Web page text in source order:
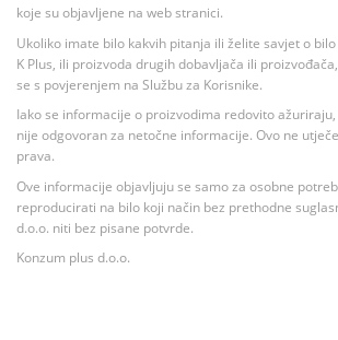
koje su objavljene na web stranici.
Ukoliko imate bilo kakvih pitanja ili želite savjet o
K Plus, ili proizvoda drugih dobavljača ili
se s povjerenjem na Službu za Korisnike.
Iako se informacije o proizvodima redovito ažuriraju,
nije odgovoran za netočne informacije. Ovo ne
prava.
Ove informacije objavljuju se samo za osobne
reproducirati na bilo koji način bez prethodne
d.o.o. niti bez pisane potvrde.
Konzum plus d.o.o.